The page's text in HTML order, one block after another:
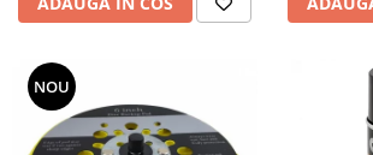
NOU